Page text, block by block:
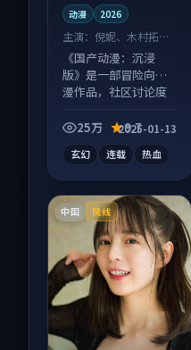
动漫 2026
主演： 倪妮、木村拓哉
等
《国产动漫：沉浸
版》是一部冒险向动
漫作品，社区讨论度
看。25万 9.7
2025-01-13
玄幻 连载 热血
中国 院线